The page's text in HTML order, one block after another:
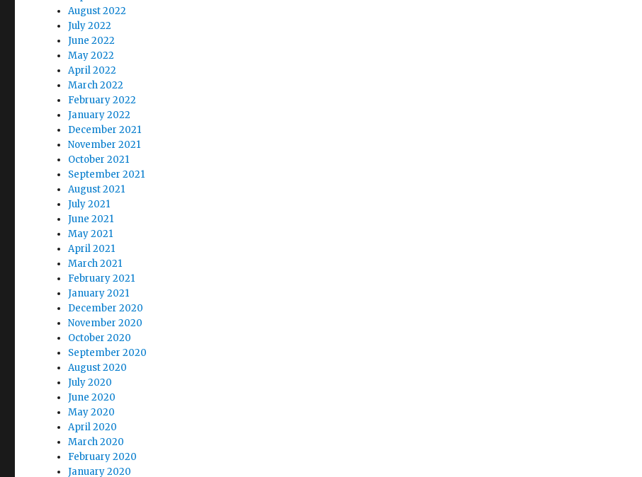
August 2022
July 2022
June 2022
May 2022
April 2022
March 2022
February 2022
January 2022
December 2021
November 2021
October 2021
September 2021
August 2021
July 2021
June 2021
May 2021
April 2021
March 2021
February 2021
January 2021
December 2020
November 2020
October 2020
September 2020
August 2020
July 2020
June 2020
May 2020
April 2020
March 2020
February 2020
January 2020